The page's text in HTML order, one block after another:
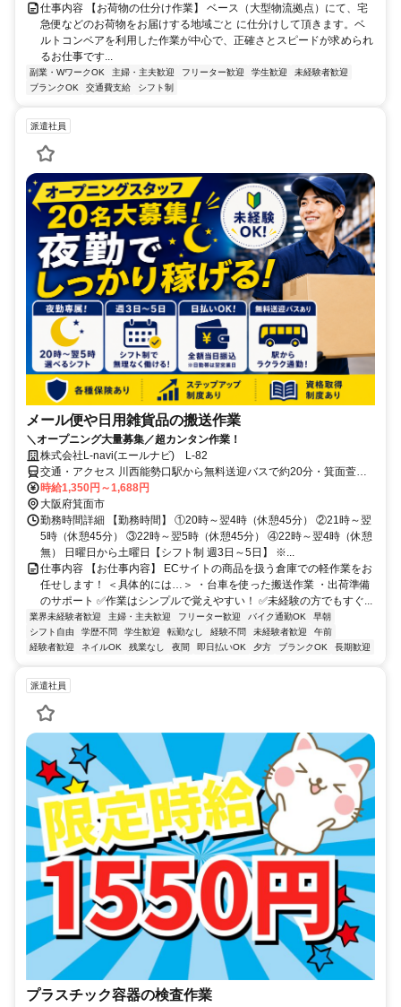
仕事内容 【お荷物の仕分け作業】 ベース（大型物流拠点）にて、宅
急便などのお荷物をお届けする地域ごと に仕分けして頂きます。ベ
ルトコンベアを利用した作業が中心で、正確さとスピードが求められ
るお仕事です...
副業・WワークOK 主婦・主夫歓迎 フリーター歓迎 学生歓迎
未経験者歓迎
ブランクOK
交通費支給 シフト制
派遣社員
メール便や日用雑貨品の搬送作業
＼オープニング大量募集／超カンタン作業！
株式会社L-navi(エールナビ) L-82
交通・アクセス 川西能勢口駅から無料送迎バスで約20分・箕面萱野
駅から無料送迎バスで約15分・ときわ台駅/光風台駅から自転車で約
20分
時給1,350円～1,688円
大阪府箕面市
勤務時間詳細 【勤務時間】 ①20時～翌4時（休憩45分） ②21時～翌
5時（休憩45分） ③22時～翌5時（休憩45分） ④22時～翌4時（休憩
無） 日曜日から土曜日【シフト制 週3日～5日】 ※...
仕事内容 【お仕事内容】 ECサイトの商品を扱う倉庫での軽作業をお
任せします！ ＜具体的には…＞ ・台車を使った搬送作業 ・出荷準備
のサポート ✅作業はシンプルで覚えやすい！ ✅未経験の方でもすぐ...
業界未経験者歓迎 主婦・主夫歓迎 フリーター歓迎 バイク通勤OK
早朝
シフト自由
学歴不問 学生歓迎 転勤なし 経験不問 未経験者歓迎
午前
経験者歓迎
ネイルOK 残業なし 夜間 即日払いOK 夕方 ブランクOK 長期歓迎
派遣社員
プラスチック容器の検査作業